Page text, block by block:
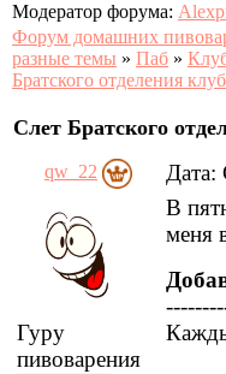
Модератор форума:
Форум домашних
разные темы » Паб »
Братского отделения
Слет Братского
qw_22
Гуру
пивоварения
В
меня